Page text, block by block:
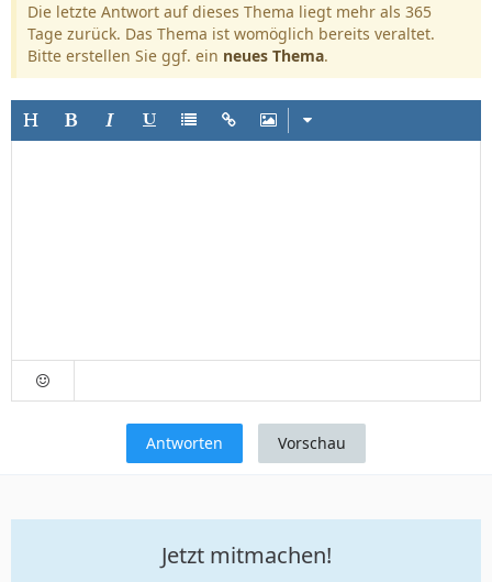
Die letzte Antwort auf dieses Thema liegt mehr als 365
Tage zurück. Das Thema ist womöglich bereits veraltet.
Bitte erstellen Sie ggf. ein neues Thema.
Antworten Vorschau
Jetzt mitmachen!